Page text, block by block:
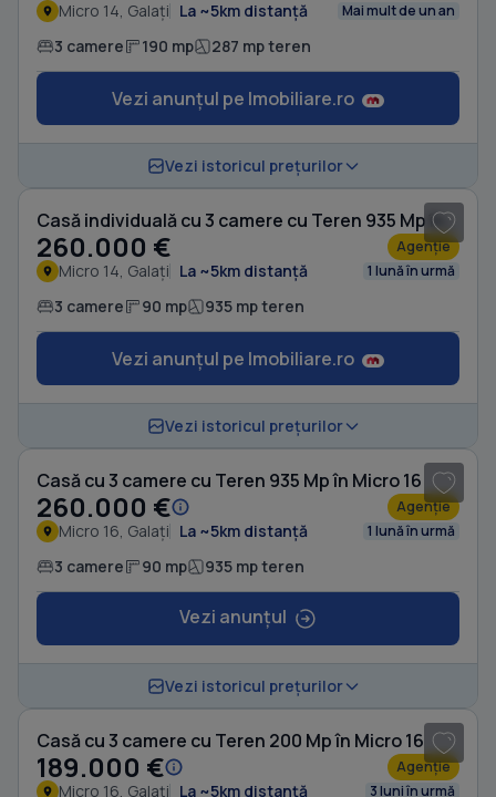
Micro 14, Galați La ~5km distanță Mai mult de un an
3 camere 190 mp 287 mp teren
Vezi anunțul pe Imobiliare.ro
Vezi istoricul prețurilor
Casă individuală cu 3 camere cu Teren 935 Mp în Micro 14
260.000 € Agenție
Micro 14, Galați La ~5km distanță 1 lună în urmă
3 camere 90 mp 935 mp teren
Vezi anunțul pe Imobiliare.ro
Vezi istoricul prețurilor
Casă cu 3 camere cu Teren 935 Mp în Micro 16
260.000 € Agenție
Micro 16, Galați La ~5km distanță 1 lună în urmă
3 camere 90 mp 935 mp teren
Vezi anunțul
Vezi istoricul prețurilor
Casă cu 3 camere cu Teren 200 Mp în Micro 16
189.000 € Agenție
Micro 16, Galați La ~5km distanță 3 luni în urmă